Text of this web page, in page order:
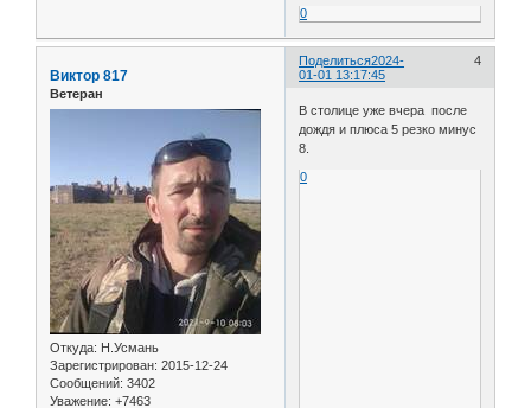
0
Поделиться 4
2024-
01-01 13:17:45
Виктор 817
Ветеран
Откуда: Н.Усмань
Зарегистрирован: 2015-12-24
Сообщений: 3402
Уважение: +7463
В столице уже вчера после
дождя и плюса 5 резко минус
8.
0